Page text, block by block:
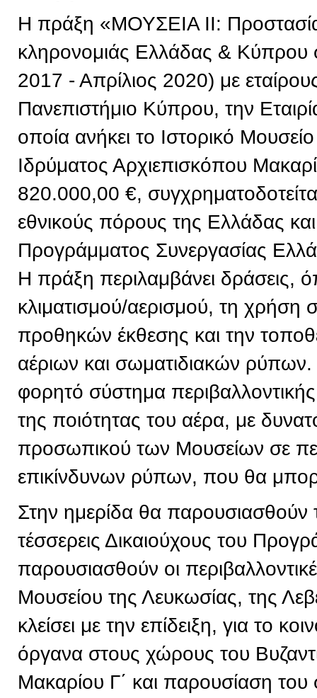
Η πράξη «ΜΟΥΣΕΙΑ ΙΙ: Προστασία
κληρονομιάς Ελλάδας & Κύπρου
2017 - Απρίλιος 2020) με
Πανεπιστήμιο Κύπρου, την
οποία ανήκει το Ιστορικό
Ιδρύματος Αρχιεπισκόπου
820.000,00 €,
εθνικούς πόρους της Ελλάδας
Προγράμματος Συνεργασίας
Η πράξη περιλαμβάνει δράσεις,
κλιματισμού/αερισμού, τη χρήση
προθηκών έκθεσης και την
αέριων και σωματιδιακών
φορητό σύστημα
της ποιότητας του αέρα, με
προσωπικού των Μουσείων σε
επικίνδυνων ρύπων, που θα
Στην ημερίδα θα
τέσσερεις Δικαιούχους του
παρουσιασθούν οι
Μουσείου της Λευκωσίας, της
κλείσει με την επίδειξη, για το
όργανα στους χώρους του
Μακαρίου Γ΄ και παρουσίαση του